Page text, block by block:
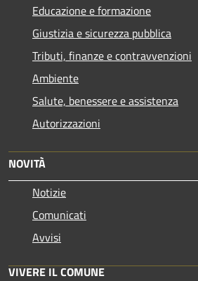
Educazione e formazione
Giustizia e sicurezza pubblica
Tributi, finanze e contravvenzioni
Ambiente
Salute, benessere e assistenza
Autorizzazioni
NOVITÀ
Notizie
Comunicati
Avvisi
VIVERE IL COMUNE